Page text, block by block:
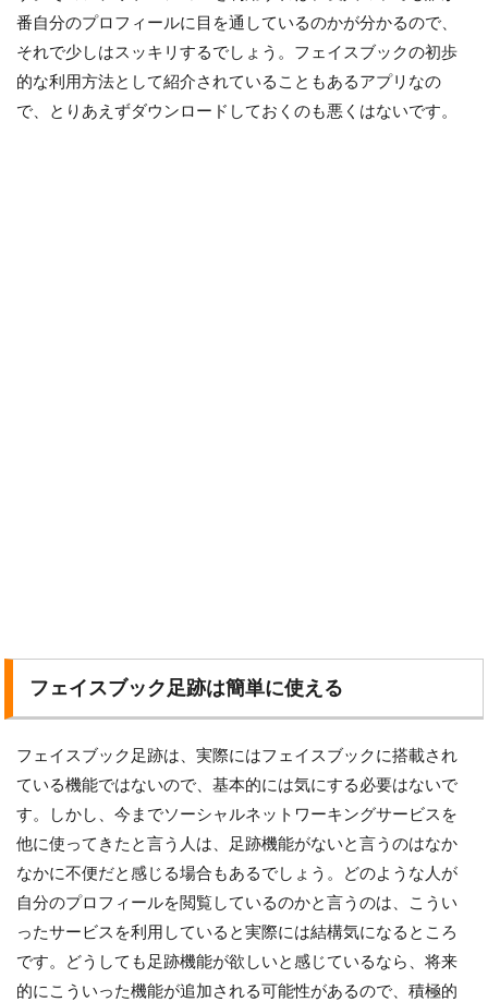
番自分のプロフィールに目を通しているのかが分かるので、
それで少しはスッキリするでしょう。フェイスブックの初歩
的な利用方法として紹介されていることもあるアプリなの
で、とりあえずダウンロードしておくのも悪くはないです。
フェイスブック足跡は簡単に使える
フェイスブック足跡は、実際にはフェイスブックに搭載され
ている機能ではないので、基本的には気にする必要はないで
す。しかし、今までソーシャルネットワーキングサービスを
他に使ってきたと言う人は、足跡機能がないと言うのはなか
なかに不便だと感じる場合もあるでしょう。どのような人が
自分のプロフィールを閲覧しているのかと言うのは、こうい
ったサービスを利用していると実際には結構気になるところ
です。どうしても足跡機能が欲しいと感じているなら、将来
的にこういった機能が追加される可能性があるので、積極的